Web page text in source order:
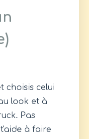
choisis celui
look et à
Pas
à faire